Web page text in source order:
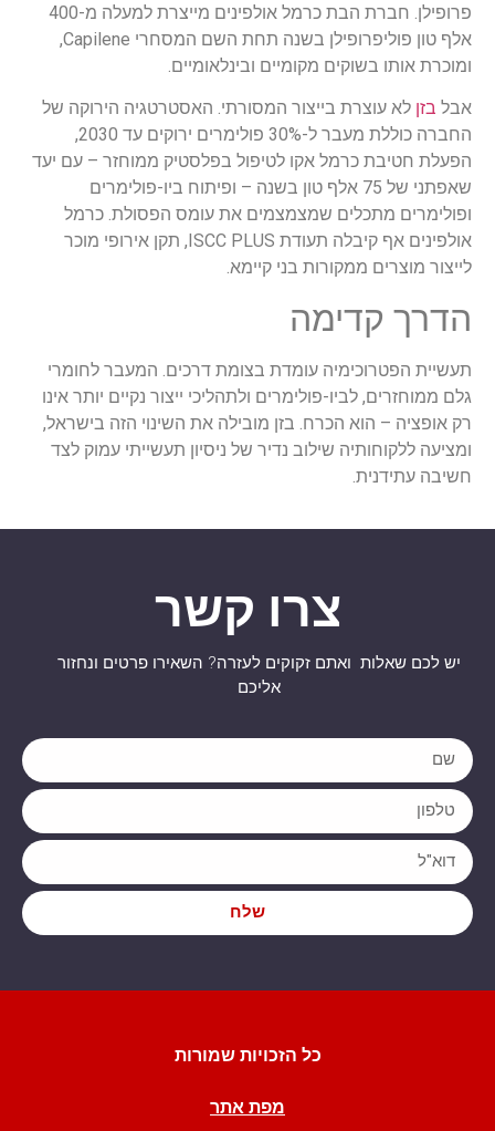
פרופילן. חברת הבת כרמל אולפינים מייצרת למעלה מ-400
אלף טון פוליפרופילן בשנה תחת השם המסחרי Capilene,
ומוכרת אותו בשוקים מקומיים ובינלאומיים.
אבל בזן לא עוצרת בייצור המסורתי. האסטרטגיה הירוקה של
החברה כוללת מעבר ל-30% פולימרים ירוקים עד 2030,
הפעלת חטיבת כרמל אקו לטיפול בפלסטיק ממוחזר – עם יעד
שאפתני של 75 אלף טון בשנה – ופיתוח ביו-פולימרים
ופולימרים מתכלים שמצמצמים את עומס הפסולת. כרמל
אולפינים אף קיבלה תעודת ISCC PLUS, תקן אירופי מוכר
לייצור מוצרים ממקורות בני קיימא.
הדרך קדימה
תעשיית הפטרוכימיה עומדת בצומת דרכים. המעבר לחומרי
גלם ממוחזרים, לביו-פולימרים ולתהליכי ייצור נקיים יותר אינו
רק אופציה – הוא הכרח. בזן מובילה את השינוי הזה בישראל,
ומציעה ללקוחותיה שילוב נדיר של ניסיון תעשייתי עמוק לצד
חשיבה עתידנית.
צרו קשר
יש לכם שאלות ואתם זקוקים לעזרה? השאירו פרטים ונחזור
אליכם
שלח
כל הזכויות שמורות
מפת אתר